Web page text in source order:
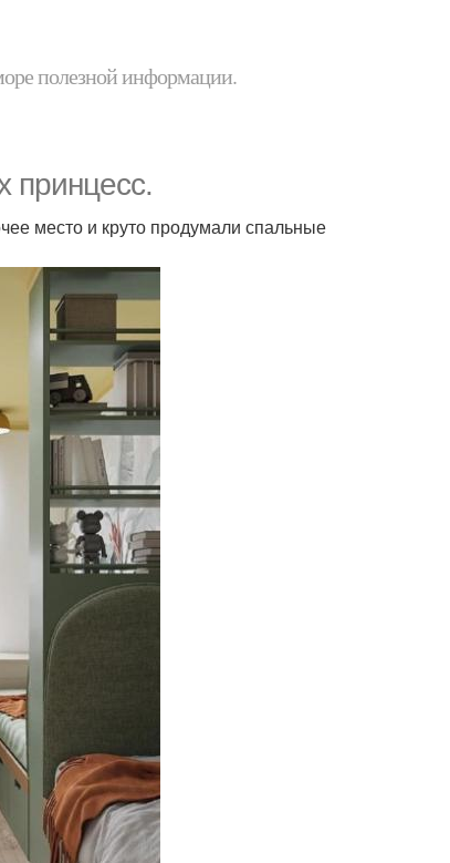
полезной информации.
принцесс.
место и круто продумали спальные